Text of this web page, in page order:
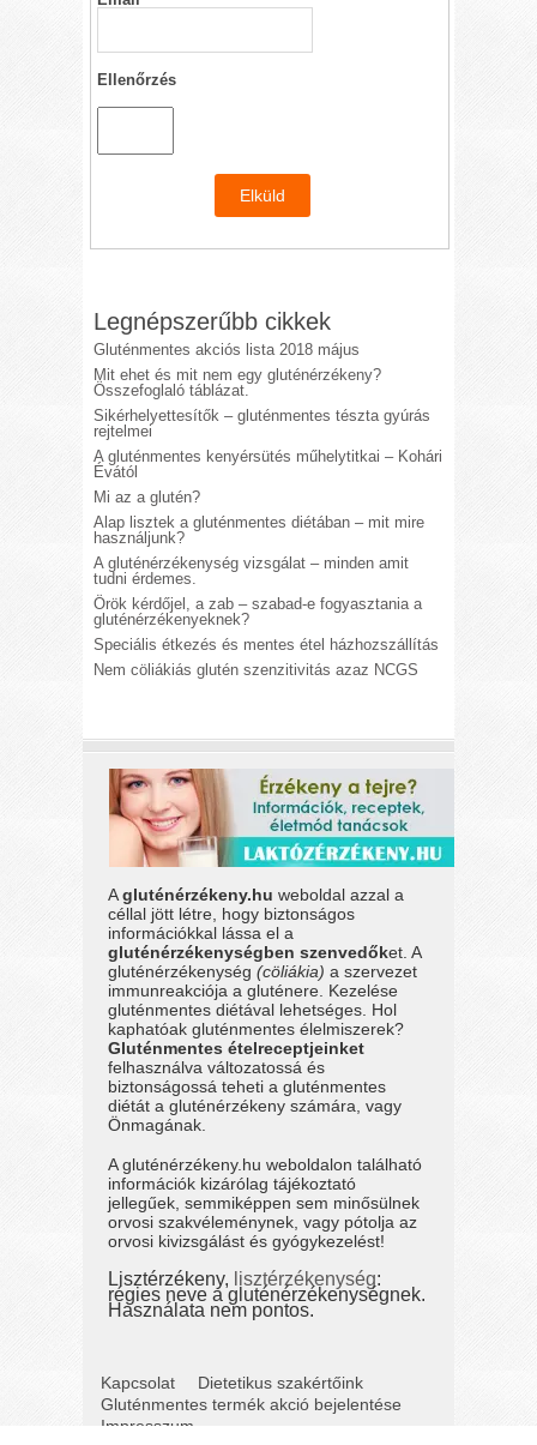
Ellenőrzés
Legnépszerűbb cikkek
Gluténmentes akciós lista 2018 május
Mit ehet és mit nem egy gluténérzékeny?
Összefoglaló táblázat.
Sikérhelyettesítők – gluténmentes tészta gyúrás
rejtelmei
A gluténmentes kenyérsütés műhelytitkai – Kohári
Évától
Mi az a glutén?
Alap lisztek a gluténmentes diétában – mit mire
használjunk?
A gluténérzékenység vizsgálat – minden amit
tudni érdemes.
Örök kérdőjel, a zab – szabad-e fogyasztania a
gluténérzékenyeknek?
Speciális étkezés és mentes étel házhozszállítás
Nem cöliákiás glutén szenzitivitás azaz NCGS
Agluténérzékeny.hu weboldal azzal a
céllal jött létre, hogy biztonságos
információkkal lássa el a
gluténérzékenységben szenvedőket. A
gluténérzékenység(cöliákia) a szervezet
immunreakciója a gluténere. Kezelése
gluténmentes diétával lehetséges. Hol
kaphatóak gluténmentes élelmiszerek?
Gluténmentes ételreceptjeinket
felhasználva változatossá és
biztonságossá teheti a gluténmentes
diétát a gluténérzékeny számára, vagy
Önmagának.
A gluténérzékeny.hu weboldalon található
információk kizárólag tájékoztató
jellegűek, semmiképpen sem minősülnek
orvosi szakvéleménynek, vagy pótolja az
orvosi kivizsgálást és gyógykezelést!
Lisztérzékeny, lisztérzékenység:
régies neve a gluténérzékenységnek.
Használata nem pontos.
Kapcsolat
Dietetikus szakértőink
Gluténmentes termék akció bejelentése
Impresszum